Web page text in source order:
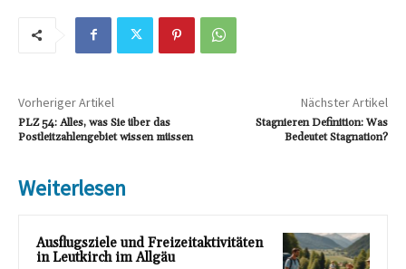
Vorheriger Artikel
PLZ 54: Alles, was Sie über das
Postleitzahlengebiet wissen müssen
Nächster Artikel
Stagnieren Definition: Was
Bedeutet Stagnation?
Weiterlesen
Ausflugsziele und Freizeitaktivitäten
in Leutkirch im Allgäu